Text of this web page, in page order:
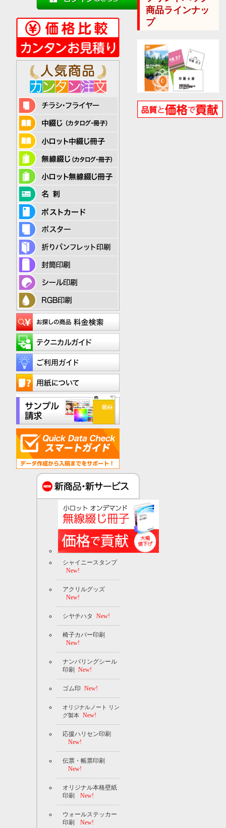
シャイニースタンプ
New!
アクリルグッズ
New!
シヤチハタ New!
椅子カバー印刷
New!
ナンバリングシール
印刷 New!
ゴム印 New!
オリジナルノート リン
グ製本 New!
応援ハリセン印刷
New!
伝票・帳票印刷
New!
オリジナル本格壁紙
印刷
New!
ウォールステッカー
印刷
New!
商品ラインナッ
プ